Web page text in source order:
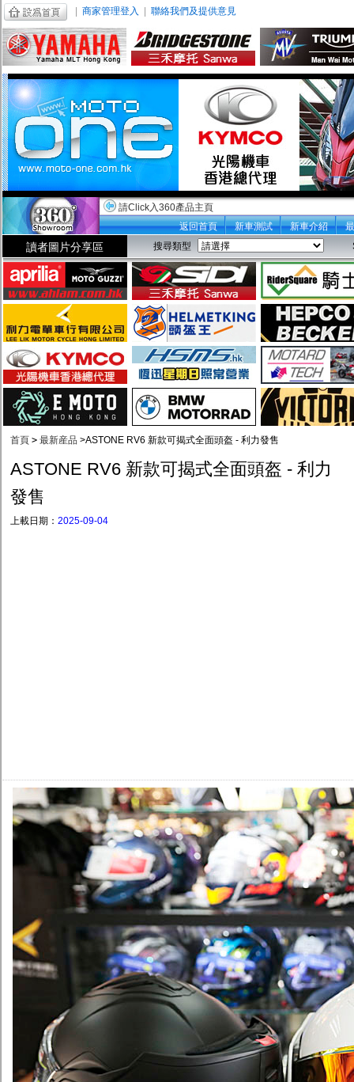
商家管理登入 聯絡我們及提供意見
請Click入360產品主頁
返回首頁
新車測試 新車介紹
讀者圖片分享區 搜尋類型
首頁 > 最新産品 >ASTONE RV6 新款可揭式全面頭盔 - 利力發售
ASTONE RV6 新款可揭式全面頭盔 - 利力
發售
上載日期： 2025-09-04